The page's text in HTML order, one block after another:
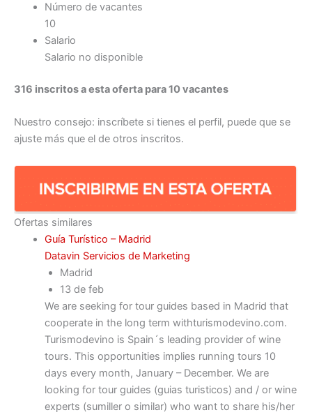
Número de vacantes
10
Salario
Salario no disponible
316 inscritos a esta oferta para 10 vacantes
Nuestro consejo: inscríbete si tienes el perfil, puede que se
ajuste más que el de otros inscritos.
Ofertas similares
Guía Turístico – Madrid
Datavin Servicios de Marketing
Madrid
13 de feb
We are seeking for tour guides based in Madrid that
cooperate in the long term withturismodevino.com.
Turismodevino is Spain´s leading provider of wine
tours. This opportunities implies running tours 10
days every month, January – December. We are
looking for tour guides (guias turisticos) and / or wine
experts (sumiller o similar) who want to share his/her